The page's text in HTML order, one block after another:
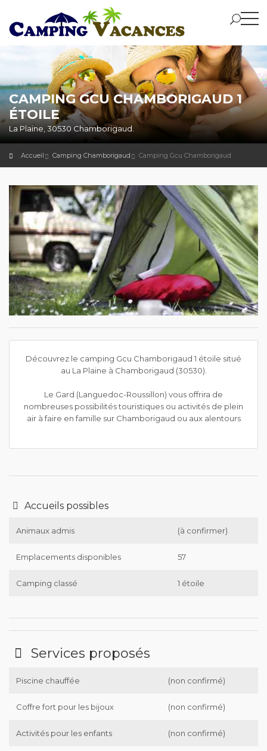
CAMPING GCU CHAMBORIGAUD 1
ÉTOILE
La Plaine, 30530 Chamborigaud.
Accueil Camping Chamborigaud Camping Gcu Chamborigaud
Découvrez le camping Gcu Chamborigaud 1 étoile situé
au La Plaine à Chamborigaud (30530).
Le Gard (Languedoc-Roussillon) vous offrira de
nombreuses possibilités touristiques ou activités de plein
air à faire en famille sur Chamborigaud ou aux alentours
Accueils possibles
Animaux admis (à confirmer)
Emplacements disponibles 57
Camping classé 1 étoile
Services proposés
Piscine chauffée (non confirmé)
Coffre fort pour les bijoux (non confirmé)
Activités pour les enfants (non confirmé)